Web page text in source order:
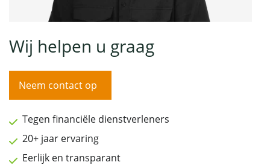
Wij helpen u graag
Neem contact op
Tegen financiële dienstverleners
20+ jaar ervaring
Eerlijk en transparant